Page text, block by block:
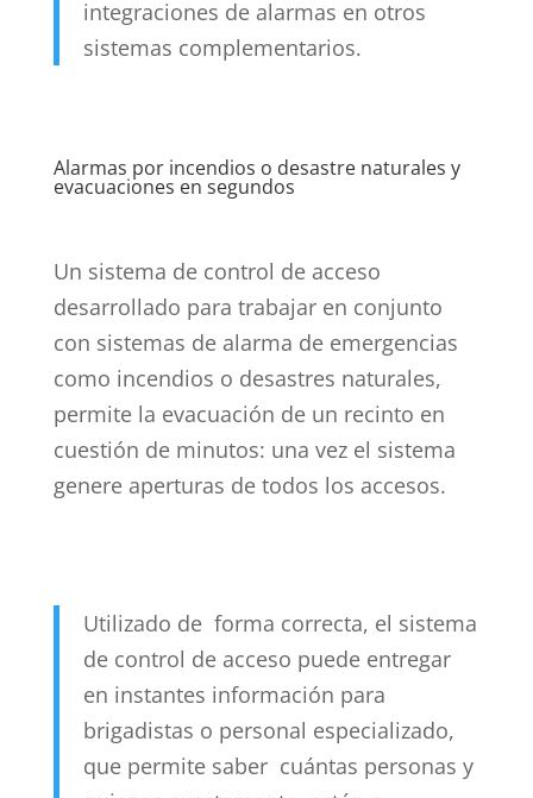
integraciones de alarmas en otros
sistemas complementarios.
Alarmas por incendios o desastre naturales y
evacuaciones en segundos
Un sistema de control de acceso
desarrollado para trabajar en conjunto
con sistemas de alarma de emergencias
como incendios o desastres naturales,
permite la evacuación de un recinto en
cuestión de minutos: una vez el sistema
genere aperturas de todos los accesos.
Utilizado de forma correcta, el sistema
de control de acceso puede entregar
en instantes información para
brigadistas o personal especializado,
que permite saber cuántas personas y